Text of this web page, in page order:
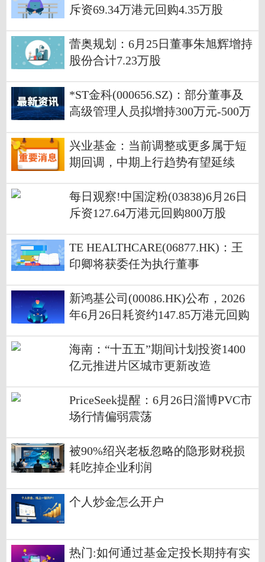
斥资69.34万港元回购4.35万股
蕾奥规划：6月25日董事朱旭辉增持
股份合计7.23万股
*ST金科(000656.SZ)：部分董事及
高级管理人员拟增持300万元-500万
兴业基金：当前调整或更多属于短
期回调，中期上行趋势有望延续
每日观察!中国淀粉(03838)6月26日
斥资127.64万港元回购800万股
TE HEALTHCARE(06877.HK)：王
印卿将获委任为执行董事
新鸿基公司(00086.HK)公布，2026
年6月26日耗资约147.85万港元回购
海南：“十五五”期间计划投资1400
亿元推进片区城市更新改造
PriceSeek提醒：6月26日淄博PVC市
场行情偏弱震荡
被90%绍兴老板忽略的隐形财税损
耗吃掉企业利润
个人炒金怎么开户
热门:如何通过基金定投长期持有实